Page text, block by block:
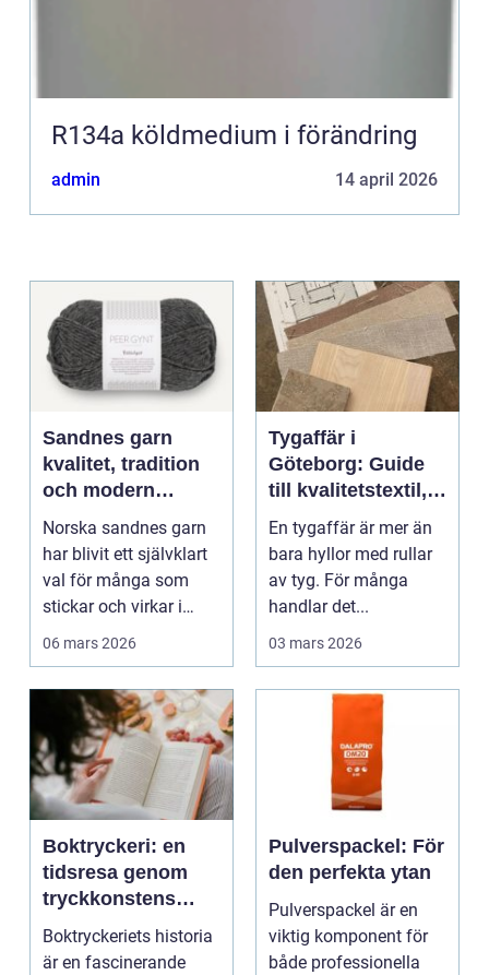
R134a köldmedium i förändring
admin 14 april 2026
Sandnes garn
kvalitet, tradition
och modern
stickglädje
Norska sandnes garn
har blivit ett självklart
val för många som
stickar och virkar i
Sverige. Kombin...
06 mars 2026
Tygaffär i
Göteborg: Guide
till kvalitetstextil,
sömnad och
inredning
En tygaffär är mer än
bara hyllor med rullar
av tyg. För många
handlar det...
03 mars 2026
Boktryckeri: en
tidsresa genom
tryckkonstens
värld
Boktryckeriets historia
är en fascinerande
Pulverspackel: För
den perfekta ytan
Pulverspackel är en
viktig komponent för
både professionella